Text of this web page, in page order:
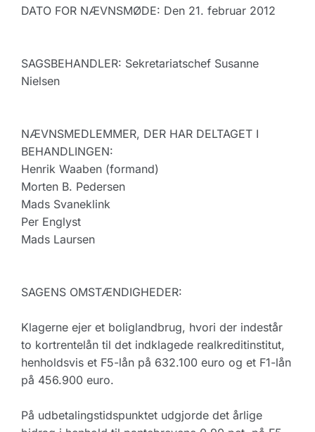
DATO FOR NÆVNSMØDE: Den 21. februar 2012
SAGSBEHANDLER: Sekretariatschef Susanne
Nielsen
NÆVNSMEDLEMMER, DER HAR DELTAGET I
BEHANDLINGEN:
Henrik Waaben (formand)
Morten B. Pedersen
Mads Svaneklink
Per Englyst
Mads Laursen
SAGENS OMSTÆNDIGHEDER:
Klagerne ejer et boliglandbrug, hvori der indestår
to kortrentelån til det indklagede realkreditinstitut,
henholdsvis et F5-lån på 632.100 euro og et F1-lån
på 456.900 euro.
På udbetalingstidspunktet udgjorde det årlige